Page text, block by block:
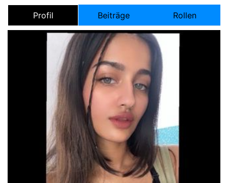
Profil Beiträge Rollen